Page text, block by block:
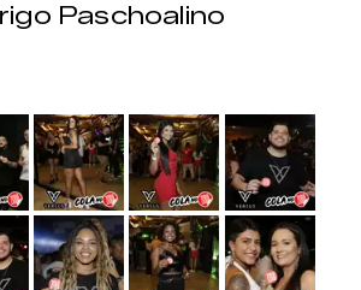
Paschoalino
&nbsp; &nbsp; &nbsp;
&nbsp; &nbsp; &nbsp;